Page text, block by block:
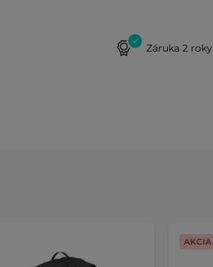
Záruka 2 roky
AKCIA